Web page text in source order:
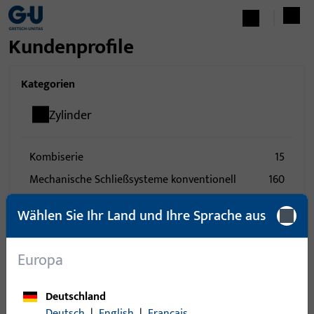
Kundenprofile
Kategorien
Zylinder
Kombiserie
15
Mechanische Schließsysteme konventionell
160
2
Zubehör
24
Artikel
Wählen Sie Ihr Land und Ihre Sprache aus
Europa
Deutschland